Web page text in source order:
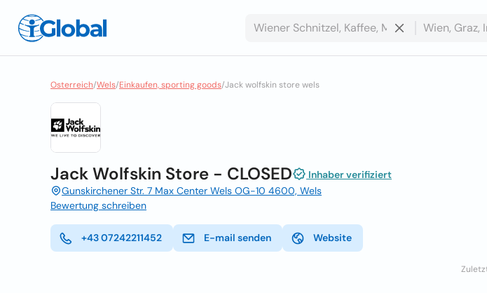
Osterreich/Wels/Einkaufen, sporting goods/Jack wolfskin store wels
Jack Wolfskin Store - CLOSED
Inhaber verifiziert
Gunskirchener Str. 7 Max Center Wels OG-10 4600, Wels
Bewertung schreiben
+43 07242211452 E-mail senden Website